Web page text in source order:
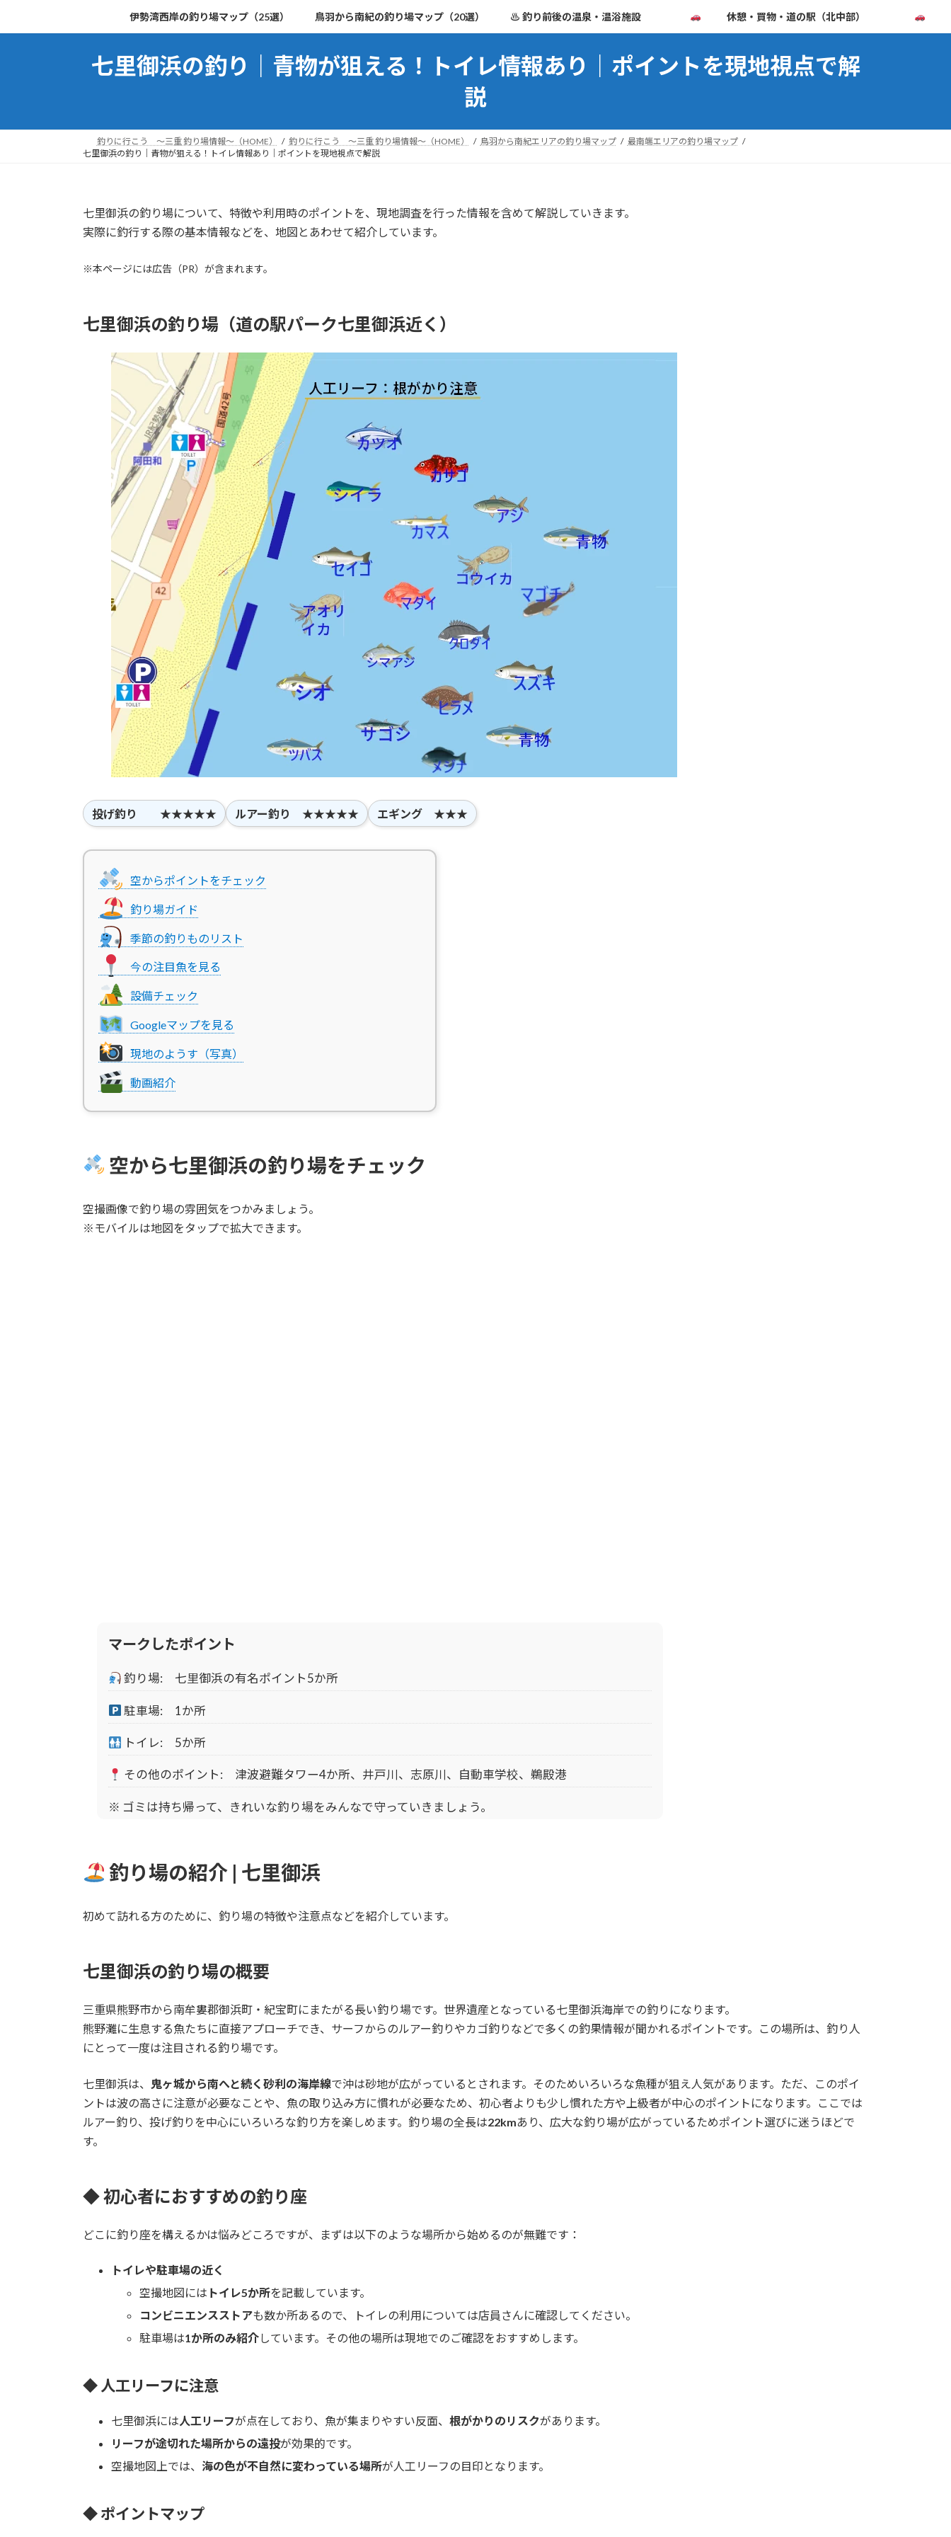
キ
に
伊勢湾西岸の釣り場マップ（25選） 鳥羽から南紀の釣り場マップ（20選） ♨ 釣り前後の温泉・温浴施設 休憩・買物・道の駅（北中部）
七里御浜の釣り｜青物が狙える！トイレ情報あり｜ポイントを現地視点で解
説
釣りに行こう ～三重 釣り場情報～（HOME） 釣りに行こう ～三重 釣り場情報～（HOME） 鳥羽から南紀エリアの釣り場マップ
最南端エリアの釣り場マップ
七里御浜の釣り｜青物が狙える！トイレ情報あり｜ポイントを現地視点で解説
七里御浜の釣り場について、特徴や利用時のポイントを、現地調査を行った情報を含めて解説していきます。
実際に釣行する際の基本情報などを、地図とあわせて紹介しています。
※本ページには広告（PR）が含まれます。
七里御浜の釣り場（道の駅パーク七里御浜近く）
投げ釣り ★★★★★ ルアー釣り ★★★★★ エギング ★★★
空からポイントをチェック
釣り場ガイド
季節の釣りものリスト
今の注目魚を見る
設備チェック
Googleマップを見る
現地のようす（写真）
動画紹介
空から七里御浜の釣り場をチェック
空撮画像で釣り場の雰囲気をつかみましょう。
※モバイルは地図をタップで拡大できます。
マークしたポイント
釣り場: 七里御浜の有名ポイント5か所
駐車場: 1か所
トイレ: 5か所
その他のポイント: 津波避難タワー4か所、井戸川、志原川、自動車学校、鵜殿港
※ ゴミは持ち帰って、きれいな釣り場をみんなで守っていきましょう。
釣り場の紹介 | 七里御浜
初めて訪れる方のために、釣り場の特徴や注意点などを紹介しています。
七里御浜の釣り場の概要
三重県熊野市から南牟婁郡御浜町・紀宝町にまたがる長い釣り場です。世界遺産となっている七里御浜海岸での釣りになります。
熊野灘に生息する魚たちに直接アプローチでき、サーフからのルアー釣りやカゴ釣りなどで多くの釣果情報が聞かれるポイントです。この場所は、釣り人
にとって一度は注目される釣り場です。
七里御浜は、 鬼ヶ城から南へと続く砂利の海岸線で沖は砂地が広がっているとされます。そのためいろいろな魚種が狙え人気があります。ただ、このポイ
ントは波の高さに注意が必要なことや、魚の取り込み方に慣れが必要なため、初心者よりも少し慣れた方や上級者が中心のポイントになります。ここでは
ルアー釣り、投げ釣りを中心にいろいろな釣り方を楽しめます。釣り場の全長は22kmあり、広大な釣り場が広がっているためポイント選びに迷うほどで
す。
◆ 初心者におすすめの釣り座
どこに釣り座を構えるかは悩みどころですが、まずは以下のような場所から始めるのが無難です：
トイレや駐車場の近く
空撮地図には トイレ5か所を記載しています。
コンビニエンスストアも数か所あるので、トイレの利用については店員さんに確認してください。
駐車場は1か所のみ紹介しています。その他の場所は現地でのご確認をおすすめします。
◆ 人工リーフに注意
七里御浜には 人工リーフが点在しており、魚が集まりやすい反面、 根がかりのリスクがあります。
リーフが途切れた場所からの遠投が効果的です。
空撮地図上では、 海の色が不自然に変わっている場所が人工リーフの目印となります。
◆ ポイントマップ